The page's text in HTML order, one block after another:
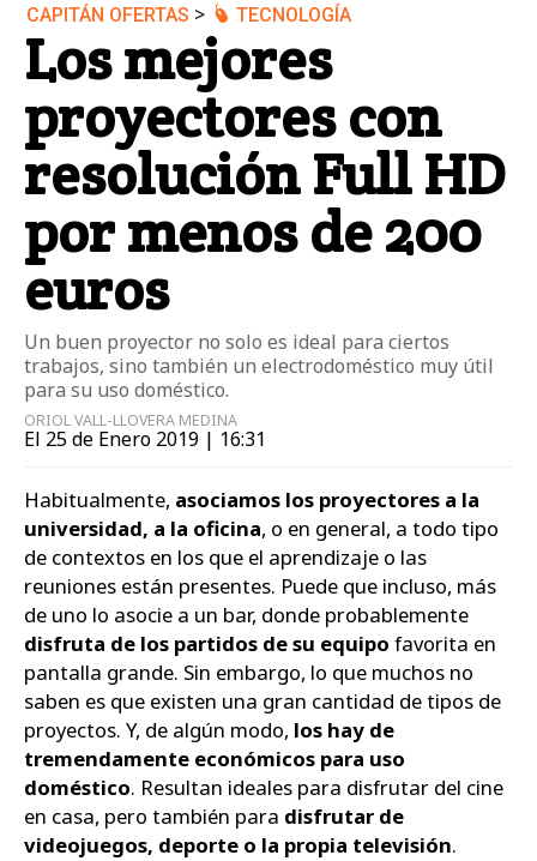
CAPITÁN OFERTAS > TECNOLOGÍA
Los mejores
proyectores con
resolución Full HD
por menos de 200
euros
Un buen proyector no solo es ideal para ciertos
trabajos, sino también un electrodoméstico muy útil
para su uso doméstico.
ORIOL VALL-LLOVERA MEDINA
El 25 de Enero 2019 | 16:31
Habitualmente, asociamos los proyectores a la
universidad, a la oficina, o en general, a todo tipo
de contextos en los que el aprendizaje o las
reuniones están presentes. Puede que incluso, más
de uno lo asocie a un bar, donde probablemente
disfruta de los partidos de su equipo favorita en
pantalla grande. Sin embargo, lo que muchos no
saben es que existen una gran cantidad de tipos de
proyectos. Y, de algún modo, los hay de
tremendamente económicos para uso
doméstico. Resultan ideales para disfrutar del cine
en casa, pero también para disfrutar de
videojuegos, deporte o la propia televisión.